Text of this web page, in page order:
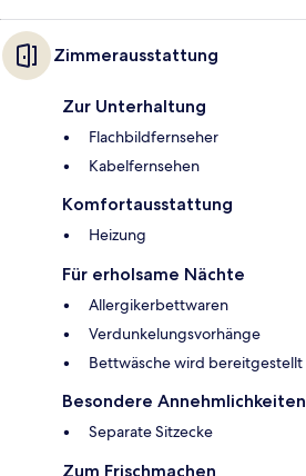
Zimmerausstattung
Zur Unterhaltung
Flachbildfernseher
Kabelfernsehen
Komfortausstattung
Heizung
Für erholsame Nächte
Allergikerbettwaren
Verdunkelungsvorhänge
Bettwäsche wird bereitgestellt
Besondere Annehmlichkeiten
Separate Sitzecke
Zum Frischmachen